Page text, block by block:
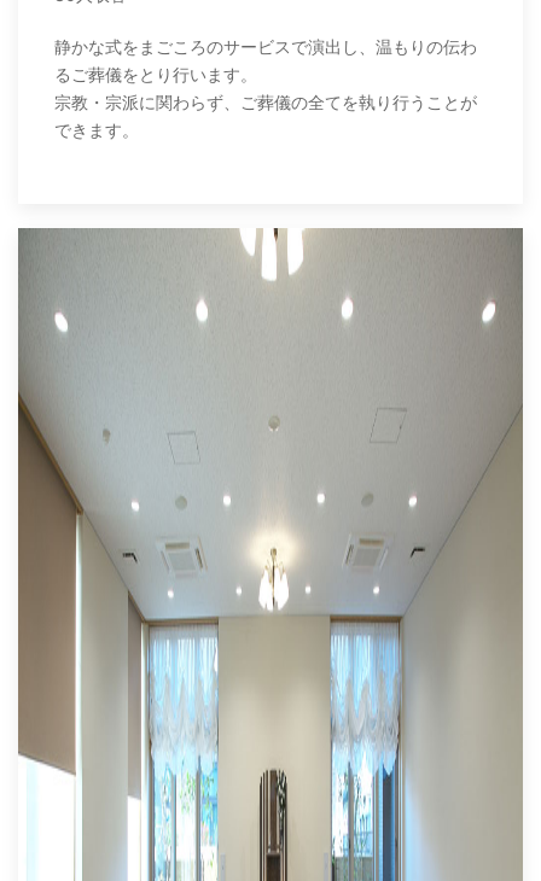
静かな式をまごころのサービスで演出し、温もりの伝わ
るご葬儀をとり行います。
宗教・宗派に関わらず、ご葬儀の全てを執り行うことが
できます。